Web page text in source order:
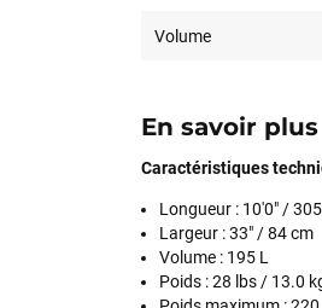
Volume
En savoir plus
Caractéristiques
Longueur : 10'0" /
Largeur :33" / 84 cm
Volume : 195 L
Poids :28 lbs / 13.0